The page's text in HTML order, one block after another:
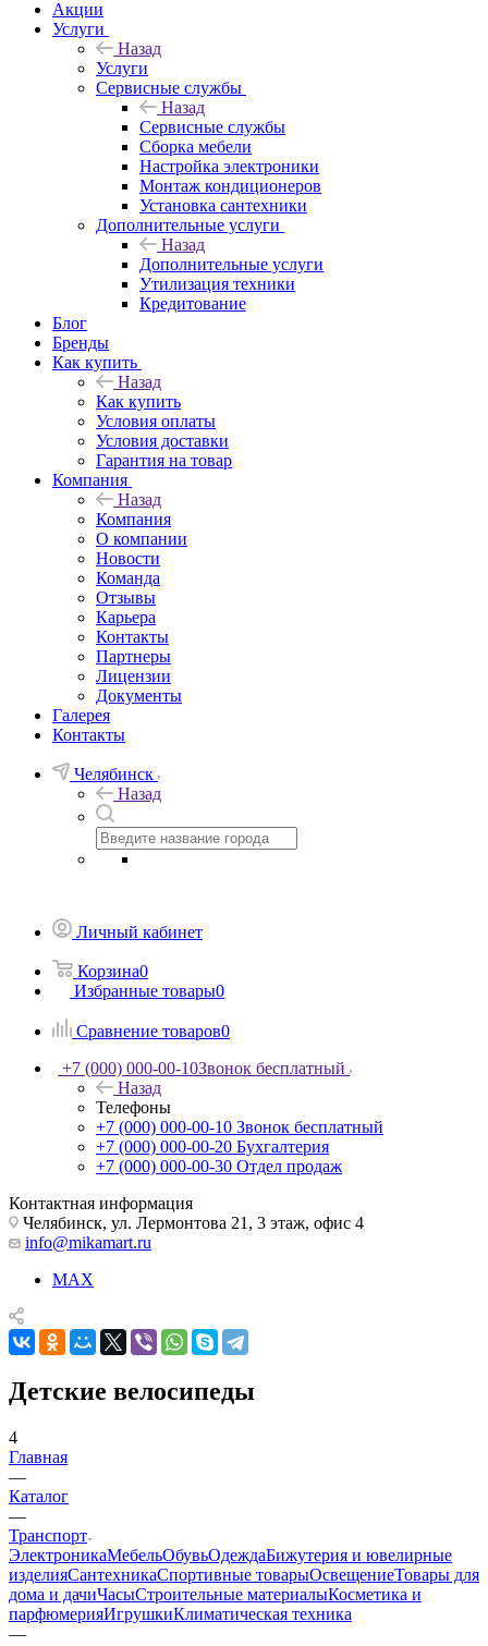
Акции
Услуги
Назад
Услуги
Сервисные службы
Назад
Сервисные службы
Сборка мебели
Настройка электроники
Монтаж кондиционеров
Установка сантехники
Дополнительные услуги
Назад
Дополнительные услуги
Утилизация техники
Кредитование
Блог
Бренды
Как купить
Назад
Как купить
Условия оплаты
Условия доставки
Гарантия на товар
Компания
Назад
Компания
О компании
Новости
Команда
Отзывы
Карьера
Контакты
Партнеры
Лицензии
Документы
Галерея
Контакты
Челябинск
Назад
Личный кабинет
Корзина0
Избранные товары0
Сравнение товаров0
+7 (000) 000-00-10Звонок бесплатный
Назад
Телефоны
+7 (000) 000-00-10 Звонок бесплатный
+7 (000) 000-00-20 Бухгалтерия
+7 (000) 000-00-30 Отдел продаж
Контактная информация
Челябинск, ул. Лермонтова 21, 3 этаж, офис 4
info@mikamart.ru
MAX
Детские велосипеды
4
Главная
—
Каталог
—
Транспорт
ЭлектроникаМебельОбувьОдеждаБижутерия и ювелирные
изделияСантехникаСпортивные товарыОсвещениеТовары для
дома и дачиЧасыСтроительные материалыКосметика и
парфюмерияИгрушкиКлиматическая техника
—